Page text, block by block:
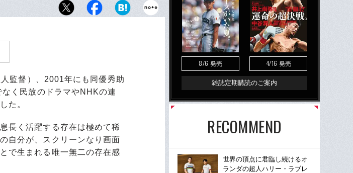
ロボクサー引退後、俳優として再起を果たし、30年以上
監督）、2001年にも同優秀助
く民放のドラマやNHKの連
た。
長く活躍する存在は極めて稀
自分が、スクリーンなり画面
で生まれる唯一無二の存在感
8/6 発売 4/16 発売
雑誌定期購読のご案内
RECOMMEND
世界の頂点に君臨し続けるオ
ランダの超人ハリー・ラブレ